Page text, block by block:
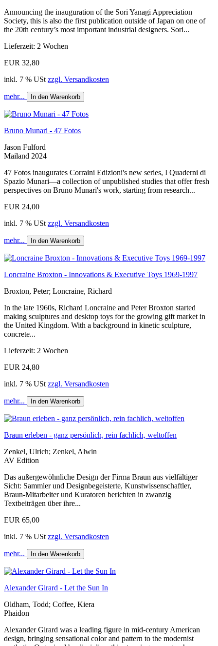
Announcing the inauguration of the Sori Yanagi Appreciation
Society, this is also the first publication outside of Japan on one of
the 20th century’s most important industrial designers. Sori...
Lieferzeit: 2 Wochen
EUR 32,80
inkl. 7 % USt zzgl. Versandkosten
mehr... In den Warenkorb
Bruno Munari - 47 Fotos
Jason Fulford
Mailand 2024
47 Fotos inaugurates Corraini Edizioni's new series, I Quaderni di
Spazio Munari—a collection of unpublished studies that offer fresh
perspectives on Bruno Munari's work, starting from research...
EUR 24,00
inkl. 7 % USt zzgl. Versandkosten
mehr... In den Warenkorb
Loncraine Broxton - Innovations & Executive Toys 1969-1997
Broxton, Peter; Loncraine, Richard
In the late 1960s, Richard Loncraine and Peter Broxton started
making sculptures and desktop toys for the growing gift market in
the United Kingdom. With a background in kinetic sculpture,
concrete...
Lieferzeit: 2 Wochen
EUR 24,80
inkl. 7 % USt zzgl. Versandkosten
mehr... In den Warenkorb
Braun erleben - ganz persönlich, rein fachlich, weltoffen
Zenkel, Ulrich; Zenkel, Alwin
AV Edition
Das außergewöhnliche Design der Firma Braun aus vielfältiger
Sicht: Sammler und Designbegeisterte, Kunstwissenschaftler,
Braun-Mitarbeiter und Kuratoren berichten in zwanzig
Textbeiträgen über ihre...
EUR 65,00
inkl. 7 % USt zzgl. Versandkosten
mehr... In den Warenkorb
Alexander Girard - Let the Sun In
Oldham, Todd; Coffee, Kiera
Phaidon
Alexander Girard was a leading figure in mid-century American
design, bringing sensational color and pattern to the modernist